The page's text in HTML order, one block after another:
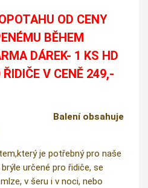
OD CENY
BĚHEM
DÁREK- 1 KS HD
V CENĚ 249,-
Balení obsahuje
je potřebný pro naše
určené pro řidiče, se
v šeru i v noci, nebo